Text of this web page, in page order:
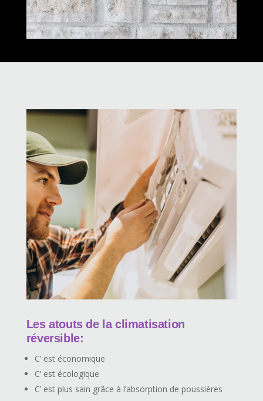
Les atouts de la climatisation
réversible:
C’ est économique
C’ est écologique
C’ est plus sain grâce à l’absorption de poussières